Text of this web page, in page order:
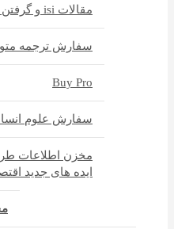
مقالات isi و گرفتن اکسپت
سفارش ترجمه
Buy Pro
سفارش علوم
مخزن اطلاعات
ایده های جدید